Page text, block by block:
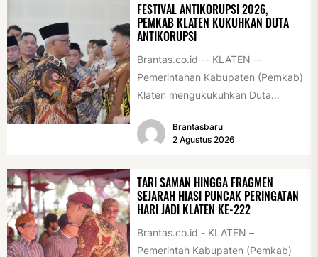
FESTIVAL ANTIKORUPSI 2026,
PEMKAB KLATEN KUKUHKAN DUTA
ANTIKORUPSI
Brantas.co.id -- KLATEN --
Pemerintahan Kabupaten (Pemkab)
Klaten mengukukuhkan Duta
pelajar dan pemuda. Pengukuhan
tersebut digelar...
Brantasbaru
2 Agustus 2026
TARI SAMAN HINGGA FRAGMEN
SEJARAH HIASI PUNCAK PERINGATAN
HARI JADI KLATEN KE-222
Brantas.co.id - KLATEN –
Pemerintah Kabupaten (Pemkab)